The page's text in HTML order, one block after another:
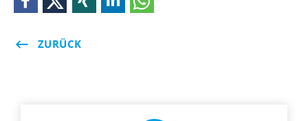
ZURÜCK